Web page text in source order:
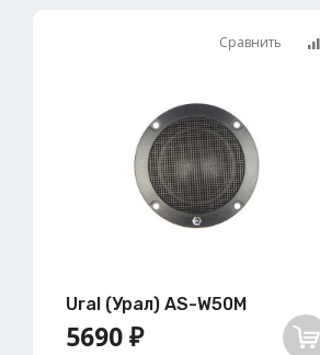
Сравнить
Ural (Урал) AS-W50M
5690 ₽